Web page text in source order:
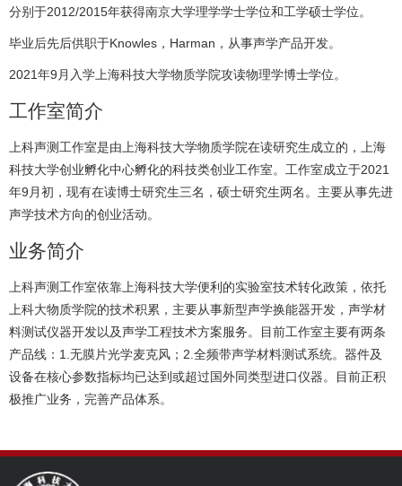
分别于2012/2015年获得南京大学理学学士学位和工学硕士学位。
毕业后先后供职于Knowles ， Harman ，从事声学产品开发。
2021 年9 月入学上海科技大学物质学院攻读物理学博士学位。
工作室简介
上科声测工作室是由上海科技大学物质学院在读研究生成立的，上海
科技大学创业孵化中心孵化的科技类创业工作室。工作室成立于2021
年9 月初，现有在读博士研究生三名，硕士研究生两名。主要从事先进
声学技术方向的创业活动。
业务简介
上科声测工作室依靠上海科技大学便利的实验室技术转化政策，依托
上科大物质学院的技术积累，主要从事新型声学换能器开发，声学材
料测试仪器开发以及声学工程技术方案服务。目前工作室主要有两条
产品线： 1. 无膜片光学麦克风； 2. 全频带声学材料测试系统。器件及
设备在核心参数指标均已达到或超过国外同类型进口仪器。目前正积
极推广业务，完善产品体系。